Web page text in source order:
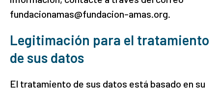
fundacionamas@fundacion-amas.org.
Legitimación para el tratamiento
de sus datos
El tratamiento de sus datos está basado en su